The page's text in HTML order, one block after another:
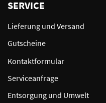
SERVICE
Lieferung und Versand
Gutscheine
Kontaktformular
Serviceanfrage
Entsorgung und Umwelt